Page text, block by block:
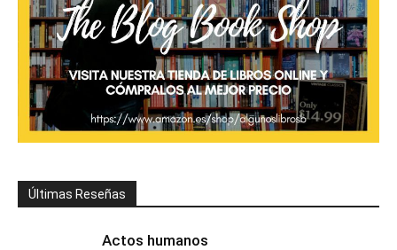
Últimas Reseñas
Actos humanos